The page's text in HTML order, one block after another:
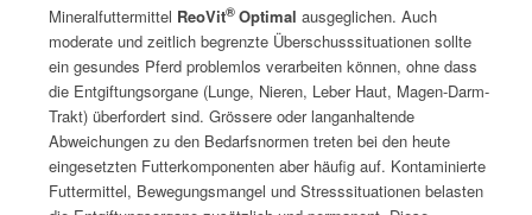
Mineralfuttermittel ReoVit® Optimal ausgeglichen. Auch
moderate und zeitlich begrenzte Überschusssituationen sollte
ein gesundes Pferd problemlos verarbeiten können, ohne dass
die Entgiftungsorgane (Lunge, Nieren, Leber Haut, Magen-Darm-
Trakt) überfordert sind. Grössere oder langanhaltende
Abweichungen zu den Bedarfsnormen treten bei den heute
eingesetzten Futterkomponenten aber häufig auf. Kontaminierte
Futtermittel, Bewegungsmangel und Stresssituationen belasten